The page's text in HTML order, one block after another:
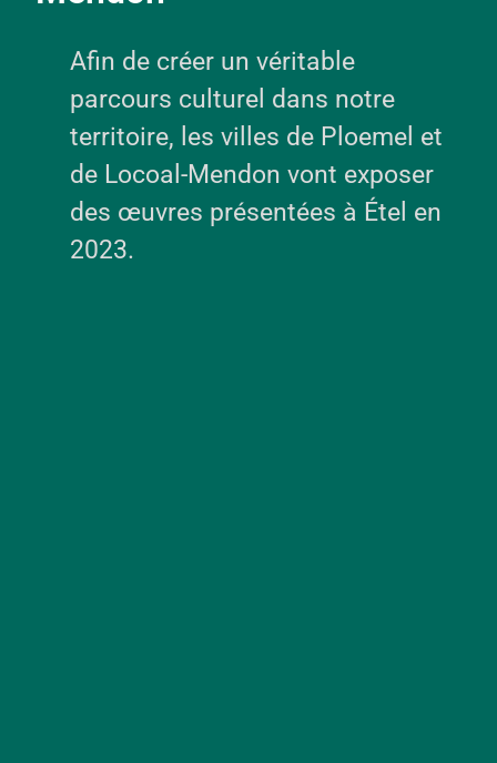
Afin de créer un véritable
parcours culturel dans notre
territoire, les villes de Ploemel et
de Locoal-Mendon vont exposer
des œuvres présentées à Étel en
2023.